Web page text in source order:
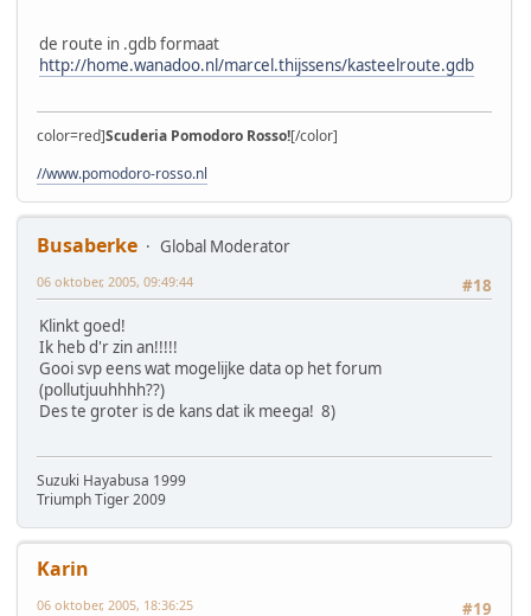
de route in .gdb formaat
http://home.wanadoo.nl/marcel.thijssens/kasteelroute.gdb
color=red]Scuderia Pomodoro Rosso![/color]
//www.pomodoro-rosso.nl
Busaberke
Global Moderator
#18
06 oktober, 2005, 09:49:44
Klinkt goed!
Ik heb d'r zin an!!!!!
Gooi svp eens wat mogelijke data op het forum
(pollutjuuhhhh??)
Des te groter is de kans dat ik meega! 8)
Suzuki Hayabusa 1999
Triumph Tiger 2009
Karin
#19
06 oktober, 2005, 18:36:25